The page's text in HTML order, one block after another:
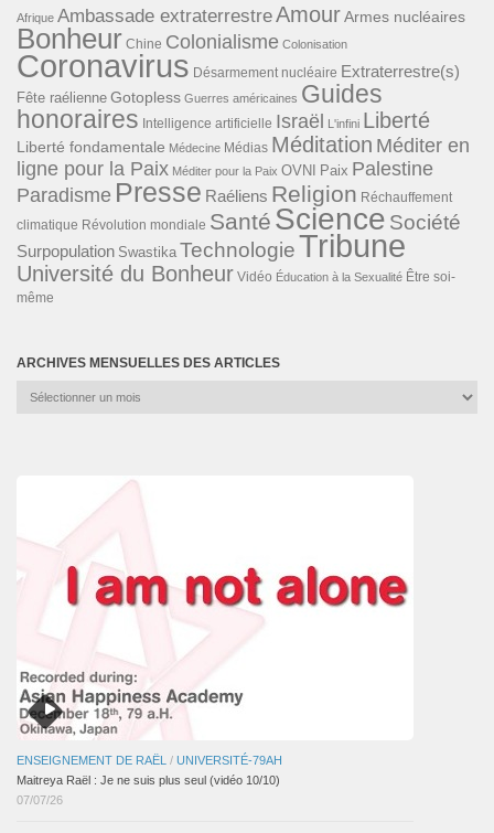
Afrique Ambassade extraterrestreAmourArmes nucléaires
Bonheur Chine Colonialisme Colonisation
Coronavirus Désarmement nucléaire Extraterrestre(s)
Fête raélienne Gotopless Guerres américaines Guides
honoraires Intelligence artificielle Israël L'infini Liberté
Liberté fondamentale Médecine Médias Méditation Méditer en
ligne pour la Paix Méditer pour la Paix OVNI Paix Palestine
Paradisme Presse Raéliens Religion Réchauffement
climatique Révolution mondiale Santé Science Société
Surpopulation Swastika TechnologieTribune
Université du Bonheur Vidéo Éducation à la Sexualité Être soi-
même
ARCHIVES MENSUELLES DES ARTICLES
Archives
ENSEIGNEMENT DE RAËL / UNIVERSITÉ-79AH
Maitreya Raël : Je ne suis plus seul (vidéo 10/10)
07/07/26